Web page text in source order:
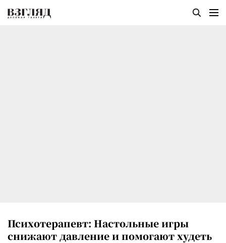
Психотерапевт: Настольные игры
снижают давление и помогают худеть